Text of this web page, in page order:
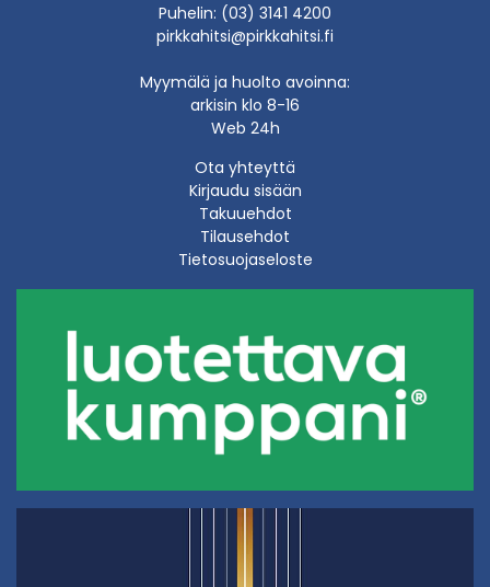
Puhelin: (03) 3141 4200
pirkkahitsi@pirkkahitsi.fi
Myymälä ja huolto avoinna:
arkisin klo 8-16
Web 24h
Ota yhteyttä
Kirjaudu sisään
Takuuehdot
Tilausehdot
Tietosuojaseloste